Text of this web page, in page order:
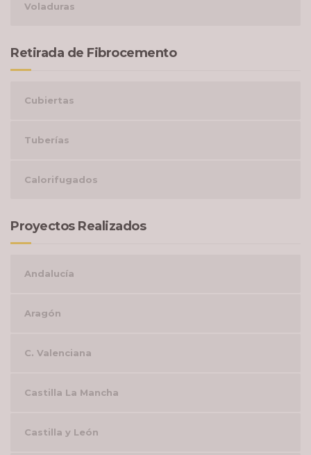
Voladuras
Retirada de Fibrocemento
Cubiertas
Tuberías
Calorifugados
Proyectos Realizados
Andalucía
Aragón
C. Valenciana
Castilla La Mancha
Castilla y León